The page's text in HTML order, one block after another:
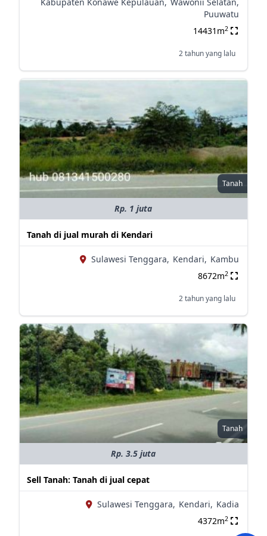
Puuwatu
14431m2
2 tahun yang lalu
Tanah
Rp. 1 juta
Tanah di jual murah di Kendari
Sulawesi Tenggara, Kendari, Kambu
8672m2
2 tahun yang lalu
Tanah
Rp. 3.5 juta
Sell Tanah: Tanah di jual cepat
Sulawesi Tenggara, Kendari, Kadia
4372m2